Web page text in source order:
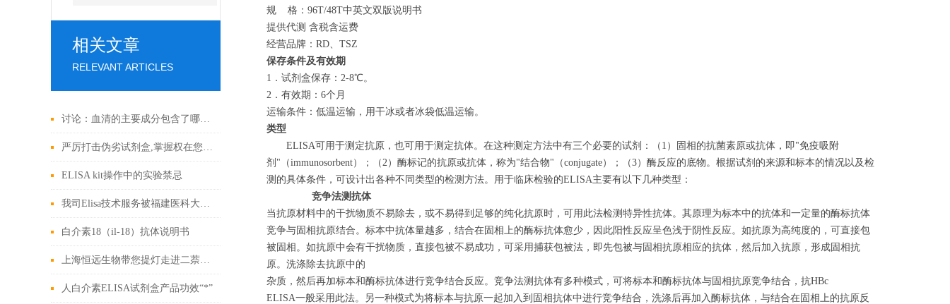
相关文章
RELEVANT ARTICLES
讨论：血清的主要成分包含了哪些?
严厉打击伪劣试剂盒,掌握权在您手上!
ELISA kit操作中的实验禁忌
我司Elisa技术服务被福建医科大学点赞
白介素18（il-18）抗体说明书
上海恒远生物带您提灯走进二萘酚的世界
人白介素ELISA试剂盒产品功效“*”
规 格：96T/48T中英文双版说明书
提供代测 含税含运费
经营品牌：RD、TSZ
保存条件及有效期
1．试剂盒保存：2-8℃。
2．有效期：6个月
运输条件：低温运输，用干冰或者冰袋低温运输。
类型
ELISA可用于测定抗原，也可用于测定抗体。在这种测定方法中有三个必要的试剂：（1）固相的抗菌素原或抗体，即"免疫吸附
剂"（immunosorbent）；（2）酶标记的抗原或抗体，称为"结合物"（conjugate）；（3）酶反应的底物。根据试剂的来源和标本的情况以及检
测的具体条件，可设计出各种不同类型的检测方法。用于临床检验的ELISA主要有以下几种类型：
竞争法测抗体
当抗原材料中的干扰物质不易除去，或不易得到足够的纯化抗原时，可用此法检测特异性抗体。其原理为标本中的抗体和一定量的酶标抗体
竞争与固相抗原结合。标本中抗体量越多，结合在固相上的酶标抗体愈少，因此阳性反应呈色浅于阴性反应。如抗原为高纯度的，可直接包
被固相。如抗原中会有干扰物质，直接包被不易成功，可采用捕获包被法，即先包被与固相抗原相应的抗体，然后加入抗原，形成固相抗
原。洗涤除去抗原中的
杂质，然后再加标本和酶标抗体进行竞争结合反应。竞争法测抗体有多种模式，可将标本和酶标抗体与固相抗原竞争结合，抗HBc
ELISA一般采用此法。另一种模式为将标本与抗原一起加入到固相抗体中进行竞争结合，洗涤后再加入酶标抗体，与结合在固相上的抗原反